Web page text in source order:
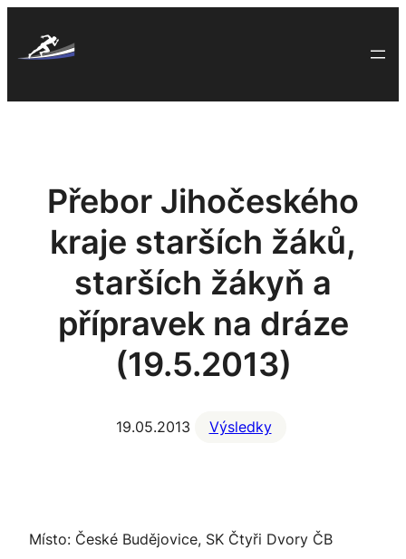
Přebor Jihočeského
kraje starších žáků,
starších žákyň a
přípravek na dráze
(19.5.2013)
19.05.2013 Výsledky
Místo: České Budějovice, SK Čtyři Dvory ČB